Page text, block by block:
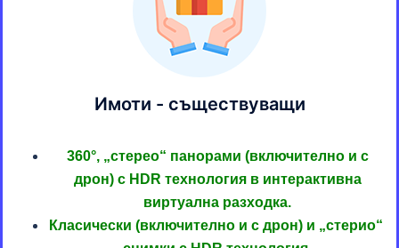
Имоти - съществуващи
360°, „стерео“ панорами (включително и с
дрон) с HDR технология в интерактивна
виртуална разходка.
Класически (включително и с дрон) и „стерио“